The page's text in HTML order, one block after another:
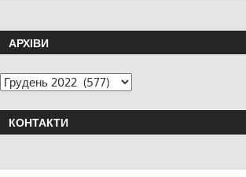
АРХІВИ
КОНТАКТИ